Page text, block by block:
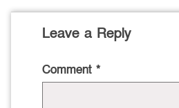
Leave a Reply
Comment *